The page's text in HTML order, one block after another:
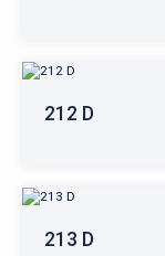
212 D
213 D